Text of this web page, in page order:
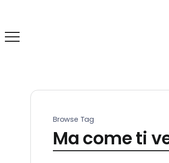
Browse Tag
Ma come ti